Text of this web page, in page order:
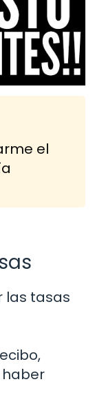
el
las tasas